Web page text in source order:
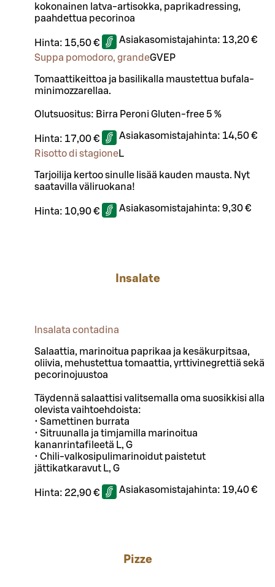
kokonainen latva-artisokka, paprikadressing,
paahdettua pecorinoa
Hinta: 15,50 € Asiakasomistajahinta: 13,20 €
Suppa pomodoro, grandeGVEP
Tomaattikeittoa ja basilikalla maustettua bufala-
minimozzarellaa.
Olutsuositus: Birra Peroni Gluten-free 5 %
Hinta: 17,00 € Asiakasomistajahinta: 14,50 €
Risotto di stagioneL
Tarjoilija kertoo sinulle lisää kauden mausta. Nyt
saatavilla väliruokana!
Hinta: 10,90 € Asiakasomistajahinta: 9,30 €
Insalate
Insalata contadina
Salaattia, marinoitua paprikaa ja kesäkurpitsaa,
oliivia, mehustettua tomaattia, yrttivinegrettiä sekä
pecorinojuustoa
Täydennä salaattisi valitsemalla oma suosikkisi alla
olevista vaihtoehdoista:
• Samettinen burrata
• Sitruunalla ja timjamilla marinoitua
kananrintafileetä L, G
• Chili-valkosipulimarinoidut paistetut
jättikatkaravut L, G
Hinta: 22,90 € Asiakasomistajahinta: 19,40 €
Pizze